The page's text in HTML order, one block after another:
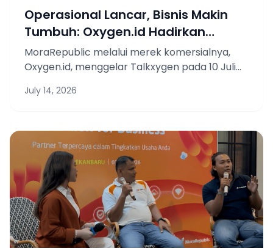
Operasional Lancar, Bisnis Makin
Tumbuh: Oxygen.id Hadirkan
Talkxygen di Jakarta Utara
MoraRepublic melalui merek komersialnya,
Oxygen.id, menggelar Talkxygen pada 10 Juli
July 14, 2026